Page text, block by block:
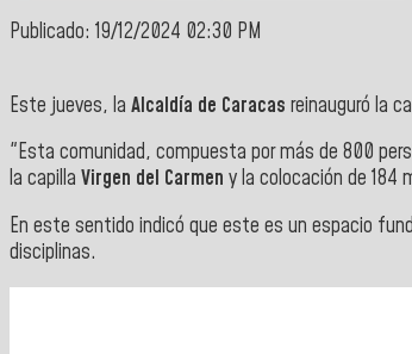
Publicado: 19/12/2024 02:30 PM
Este jueves, la Alcaldía de Caracas reinauguró la
"Esta comunidad, compuesta por más de 800
la capilla Virgen del Carmen y la colocación de 184
En este sentido indicó que este es un espacio
disciplinas.